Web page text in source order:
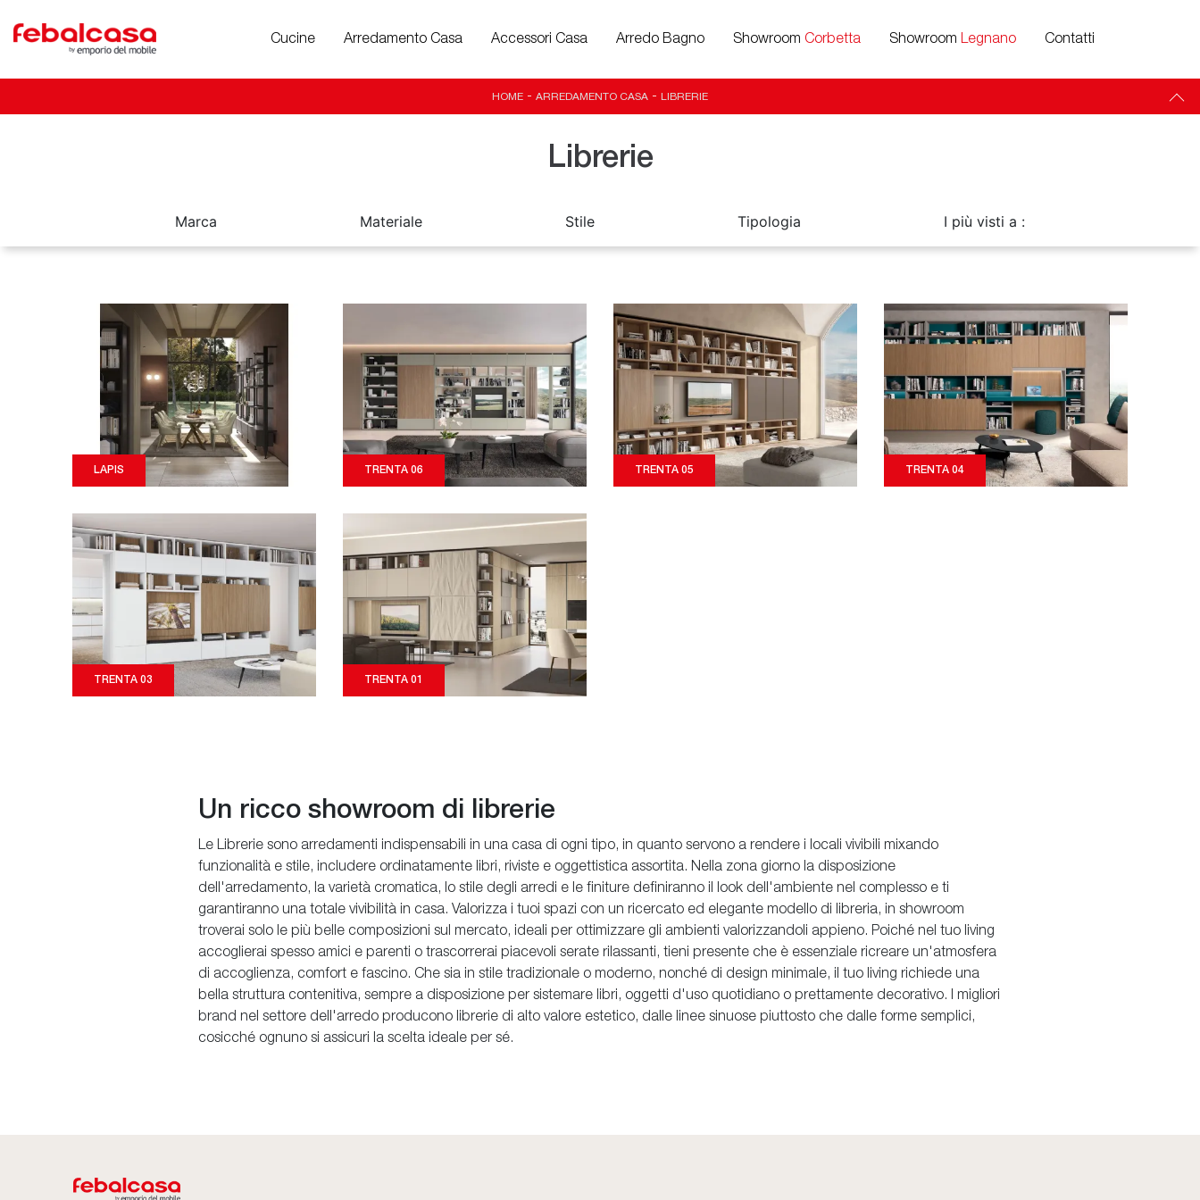
Cucine Arredamento Casa Accessori Casa Arredo Bagno Showroom Corbetta Showroom Legnano Contatti
HOME - ARREDAMENTO CASA - LIBRERIE
Librerie
Marca Materiale Stile Tipologia I più visti a :
LAPIS TRENTA 06 TRENTA 05 TRENTA 04
TRENTA 03 TRENTA 01
Un ricco showroom di librerie
Le Librerie sono arredamenti indispensabili in una casa di ogni tipo, in quanto servono a rendere i locali vivibili mixando
funzionalità e stile, includere ordinatamente libri, riviste e oggettistica assortita. Nella zona giorno la disposizione
dell'arredamento, la varietà cromatica, lo stile degli arredi e le finiture definiranno il look dell'ambiente nel complesso e ti
garantiranno una totale vivibilità in casa. Valorizza i tuoi spazi con un ricercato ed elegante modello di libreria, in showroom
troverai solo le più belle composizioni sul mercato, ideali per ottimizzare gli ambienti valorizzandoli appieno. Poiché nel tuo living
accoglierai spesso amici e parenti o trascorrerai piacevoli serate rilassanti, tieni presente che è essenziale ricreare un'atmosfera
di accoglienza, comfort e fascino. Che sia in stile tradizionale o moderno, nonché di design minimale, il tuo living richiede una
bella struttura contenitiva, sempre a disposizione per sistemare libri, oggetti d'uso quotidiano o prettamente decorativo. I migliori
brand nel settore dell'arredo producono librerie di alto valore estetico, dalle linee sinuose piuttosto che dalle forme semplici,
cosicché ognuno si assicuri la scelta ideale per sé.